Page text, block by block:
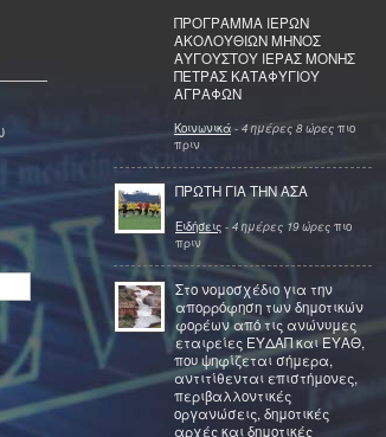
ΠΡΟΓΡΑΜΜΑ ΙΕΡΩΝ
ΑΚΟΛΟΥΘΙΩΝ ΜΗΝΟΣ
ΑΥΓΟΥΣΤΟΥ ΙΕΡΑΣ ΜΟΝΗΣ
ΠΕΤΡΑΣ ΚΑΤΑΦΥΓΙΟΥ
ΑΓΡΑΦΩΝ
Κοινωνικά - 4 ημέρες 8 ώρες πιο
πριν
ΠΡΩΤΗ ΓΙΑ ΤΗΝ ΑΣΑ
Ειδήσεις - 4 ημέρες 19 ώρες πιο
πριν
Στο νομοσχέδιο για την
απορρόφηση των δημοτικών
φορέων από τις ανώνυμες
εταιρείες ΕΥΔΑΠ και ΕΥΑΘ,
που ψηφίζεται σήμερα,
αντιτίθενται επιστήμονες,
περιβαλλοντικές
οργανώσεις, δημοτικές
αρχές και δημοτικές